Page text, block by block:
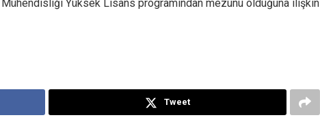
Mühendisliği Yüksek Lisans programından mezunu olduğuna ilişkin
Tweet